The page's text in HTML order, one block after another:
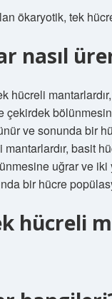
ökaryotik, tek
nasıl
hücreli
çekirdek
ve sonunda bir
mantarlardır, basit
uğrar ve
bir hücre
hücreli